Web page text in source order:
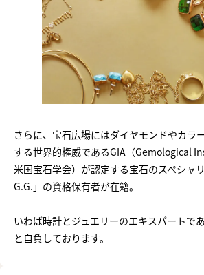
さらに、宝石広場にはダイヤモンドやカラ
する世界的権威であるGIA（Gemological
米国宝石学会）が認定する宝石のスペシャ
G.G.」の資格保有者が在籍。
いわば時計とジュエリーのエキスパートで
と自負しております。